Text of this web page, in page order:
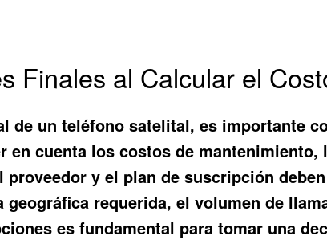
Finales al Calcular el
de un teléfono satelital, es importante
en cuenta los costos de
y el plan de suscripción
requerida, el volumen de
es fundamental para tomar una